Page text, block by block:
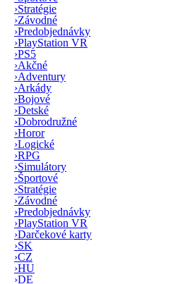
›Stratégie
›Závodné
›Predobjednávky
›PlayStation VR
›PS5
›Akčné
›Adventury
›Arkády
›Bojové
›Detské
›Dobrodružné
›Horor
›Logické
›RPG
›Simulátory
›Športové
›Stratégie
›Závodné
›Predobjednávky
›PlayStation VR
›Darčekové karty
›SK
›CZ
›HU
›DE